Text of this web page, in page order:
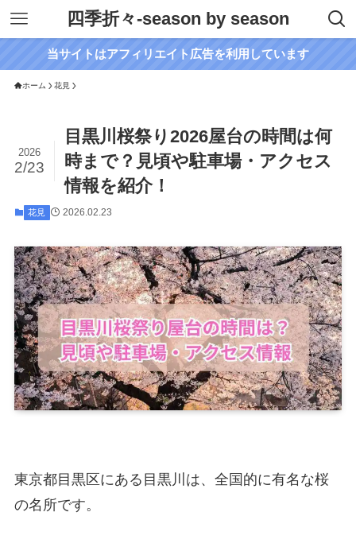
四季折々-season by season
当サイトはアフィリエイト広告を利用しています
ホーム 花見
目黒川桜祭り2026屋台の時間は何
時まで？見頃や駐車場・アクセス
情報を紹介！
2026
2/23
花見 2026.02.23
東京都目黒区にある目黒川は、全国的に有名な桜
の名所です。